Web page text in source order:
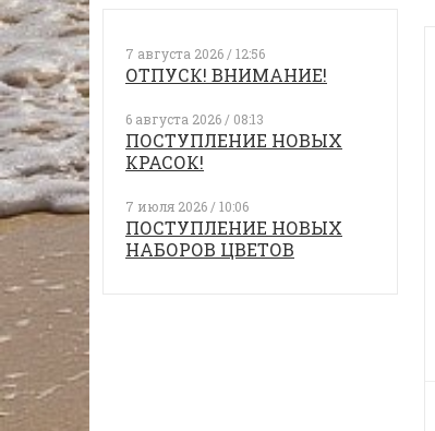
7 августа 2026 / 12:56
ОТПУСК! ВНИМАНИЕ!
6 августа 2026 / 08:13
ПОСТУПЛЕНИЕ НОВЫХ
КРАСОК!
7 июля 2026 / 10:06
ПОСТУПЛЕНИЕ НОВЫХ
НАБОРОВ ЦВЕТОВ